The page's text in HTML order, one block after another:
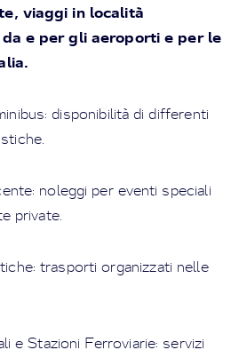
viaggi in località
e per gli aeroporti e per le
disponibilità di differenti
noleggi per eventi speciali
private.
trasporti organizzati nelle
e Stazioni Ferroviarie: servizi